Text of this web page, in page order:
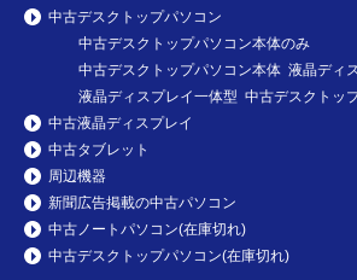
中古デスクトップパソコン
中古デスクトップパソコン本体のみ
中古デスクトップパソコン本体 液晶ディ
液晶ディスプレイ一体型 中古デスクトッ
中古液晶ディスプレイ
中古タブレット
周辺機器
新聞広告掲載の中古パソコン
中古ノートパソコン(在庫切れ)
中古デスクトップパソコン(在庫切れ)